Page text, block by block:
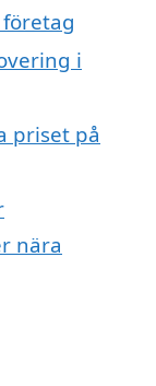
i
priset på
nära